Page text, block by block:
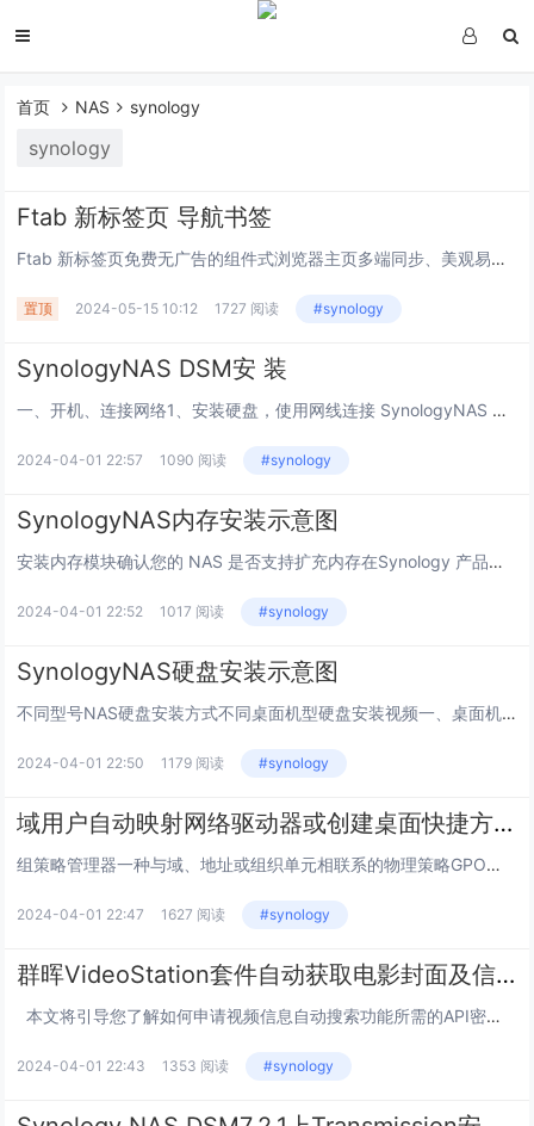
首页 NAS synology
synology
Ftab 新标签页 导航书签
Ftab 新标签页免费无广告的组件式浏览器主页多端同步、美观易用的在线导航和新标签页工具， 帮助您高效管理网页和应用，更有便携好玩的小组件供您使用，提升在线体验。让功能更简洁这是一款集导航与笔记功能于一体的书签管理工具，希望帮助你不惧遗忘...
置顶 2024-05-15 10:12 1727 阅读 #synology
SynologyNAS DSM安 装
一、开机、连接网络1、安装硬盘，使用网线连接 SynologyNAS 及交换机 、路由器 、电脑。硬件安装指南：https://kb.synology.cn/zh-cn/search?sources%5B%5D=hardware_insta...
2024-04-01 22:57 1090 阅读 #synology
SynologyNAS内存安装示意图
安装内存模块确认您的 NAS 是否支持扩充内存在Synology 产品兼容性列表中，您可查看兼容内存模块的型号和容量在类别列中，可以查看内存的规格参数 (DDR3 或 DDR4；是否为 ECC 内存1；UDIMM2 、RDIMM3...
2024-04-01 22:52 1017 阅读 #synology
SynologyNAS硬盘安装示意图
不同型号NAS硬盘安装方式不同桌面机型硬盘安装视频一、桌面机型硬盘安装图示：从前面板卸下硬盘插槽盖＞向上推动卡榫并拉动把手将硬盘托盘取出。。对于 3.5 英寸硬盘：卸下硬盘托盘侧面的紧固板。将硬盘置于硬盘托盘中。再插入紧固板固定硬盘对于 2...
2024-04-01 22:50 1179 阅读 #synology
域用户自动映射网络驱动器或创建桌面快捷方式
组策略管理器一种与域、地址或组织单元相联系的物理策略GPO是一种与域、地址或组织单元相联系的物理策略。及所谓策略（Policy），是Windows中的一种自动配置桌面设置的机制。所谓组策略（Group Policy），顾名思义，就是基于组的...
2024-04-01 22:47 1627 阅读 #synology
群晖VideoStation套件自动获取电影封面及信息
本文将引导您了解如何申请视频信息自动搜索功能所需的API密钥。通过启用Video Station→设置→高级设置中的视频信息自动搜索功能，您可通过从电影数据库检索的元数据来丰富视频集。从电影数据库获取API密钥,若要...
2024-04-01 22:43 1353 阅读 #synology